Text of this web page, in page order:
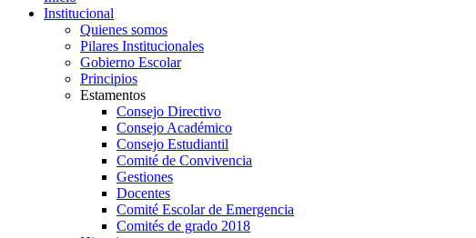
Institucional
Quienes somos
Pilares Institucionales
Gobierno Escolar
Principios
Estamentos
Consejo Directivo
Consejo Académico
Consejo Estudiantil
Comité de Convivencia
Gestiones
Docentes
Comité Escolar de Emergencia
Comités de grado 2018